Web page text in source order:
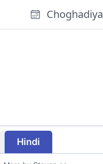
Choghadiya
Hindi